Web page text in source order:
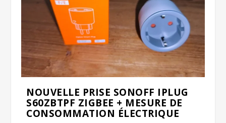
NOUVELLE PRISE SONOFF IPLUG
S60ZBTPF ZIGBEE + MESURE DE
CONSOMMATION ÉLECTRIQUE